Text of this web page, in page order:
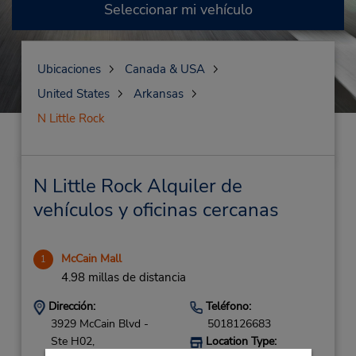
Seleccionar mi vehículo
Ubicaciones
Canada & USA
United States
Arkansas
N Little Rock
N Little Rock Alquiler de
vehículos y oficinas cercanas
1 McCain Mall
4.98 millas de distancia
Dirección:
3929 McCain Blvd -
Ste H02,
Teléfono:
5018126683
Location Type: